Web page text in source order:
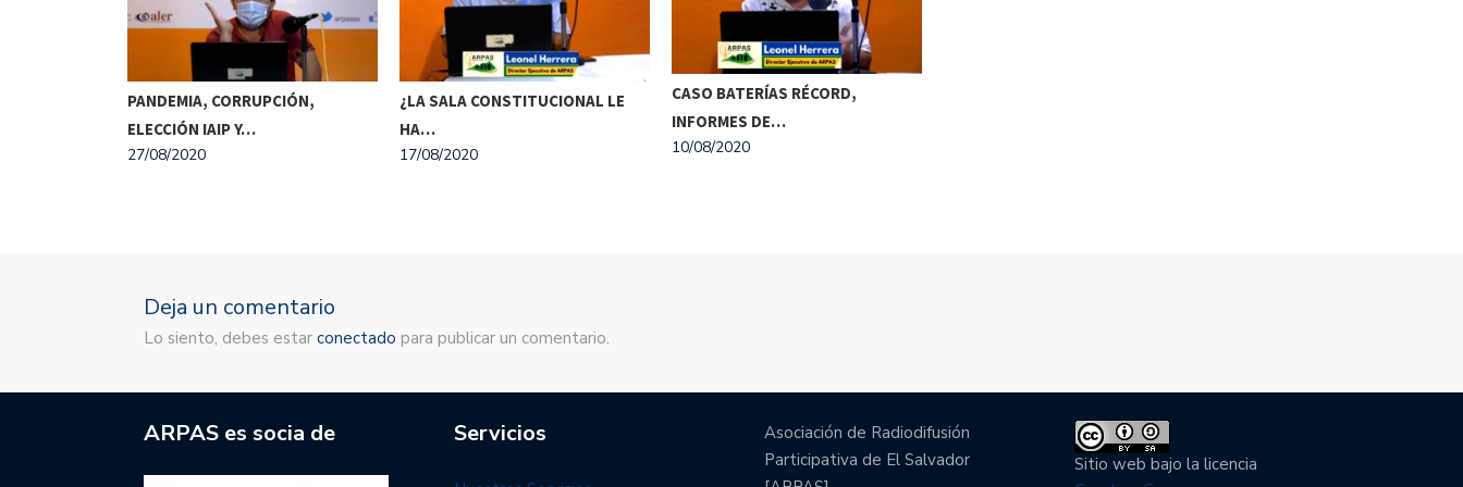
PANDEMIA, CORRUPCIÓN,
ELECCIÓN IAIP Y…
27/08/2020
¿LA SALA CONSTITUCIONAL LE
HA…
17/08/2020
CASO BATERÍAS RÉCORD,
INFORMES DE…
10/08/2020
Deja un comentario
Lo siento, debes estar conectado para publicar un comentario.
ARPAS es socia de Servicios
Asociación de Radiodifusión
Participativa de El Salvador
Sitio web bajo la licencia